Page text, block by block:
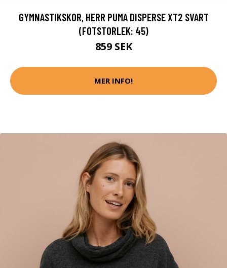
GYMNASTIKSKOR, HERR PUMA DISPERSE XT2 SVART
(FOTSTORLEK: 45)
859 SEK
MER INFO!